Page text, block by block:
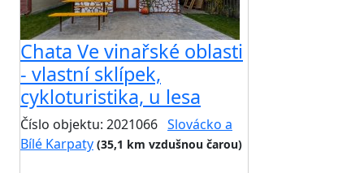
Chata Ve vinařské oblasti
- vlastní sklípek,
cykloturistika, u lesa
Číslo objektu: 2021066 Slovácko a
Bílé Karpaty (35,1 km vzdušnou čarou)